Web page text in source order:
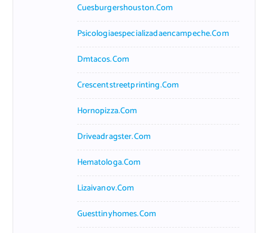
Cuesburgershouston.com
Psicologiaespecializadaencampeche.com
Dmtacos.com
Crescentstreetprinting.com
Hornopizza.com
Driveadragster.com
Hematologa.com
Lizaivanov.com
Guesttinyhomes.com